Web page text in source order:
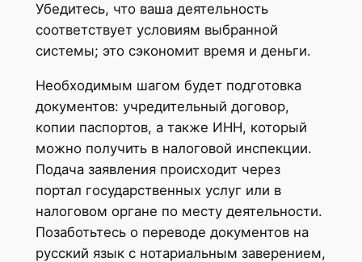
Убедитесь, что ваша деятельность
соответствует условиям выбранной
системы; это сэкономит время и деньги.
Необходимым шагом будет подготовка
документов: учредительный договор,
копии паспортов, а также ИНН, который
можно получить в налоговой инспекции.
Подача заявления происходит через
портал государственных услуг или в
налоговом органе по месту деятельности.
Позаботьтесь о переводе документов на
русский язык с нотариальным заверением,